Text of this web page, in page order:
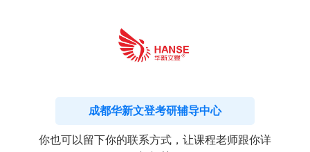
成都华新文登考研辅导中心
你也可以留下你的联系方式，让课程老师跟你详